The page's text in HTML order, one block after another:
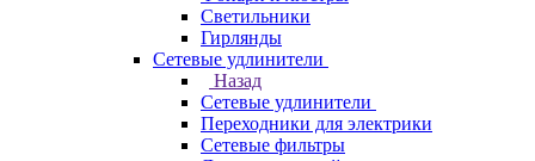
Светильники
Гирлянды
Сетевые удлинители
Назад
Сетевые удлинители
Переходники для электрики
Сетевые фильтры